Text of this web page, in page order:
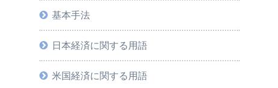
基本手法
日本経済に関する用語
米国経済に関する用語